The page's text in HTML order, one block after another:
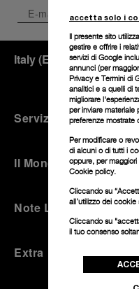
Italy(EUR €)- IT
Servizio Clienti
Il Mondo Di Panerai
Note Legali
Extra
accetta solo i
Il presente sito
gestire e offrire i
servizi di Google
annunci (per
Privacy e Termini di
analitici e a quelli di
migliorare
per inviare materiale
preferenze mostrate
Per modificare o
di alcuni o di tutti i
oppure, per
Cookie policy.
Cliccando su
all’utilizzo dei
Cliccando su
il tuo consenso